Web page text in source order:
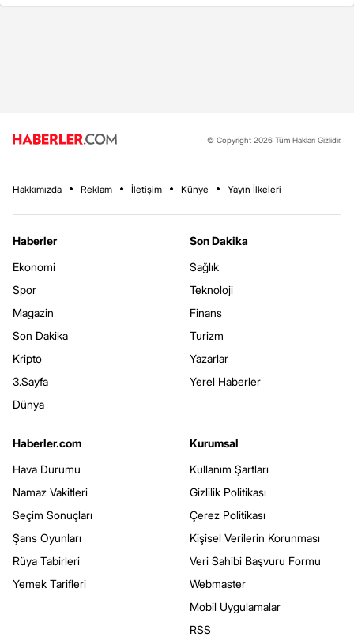
© Copyright 2026 Tüm Hakları Gizlidir.
Hakkımızda Reklam İletişim Künye Yayın İlkeleri
Haberler
Ekonomi
Spor
Magazin
Son Dakika
Kripto
3.Sayfa
Dünya
Son Dakika
Sağlık
Teknoloji
Finans
Turizm
Yazarlar
Yerel Haberler
Haberler.com
Hava Durumu
Namaz Vakitleri
Seçim Sonuçları
Şans Oyunları
Rüya Tabirleri
Yemek Tarifleri
Kurumsal
Kullanım Şartları
Gizlilik Politikası
Çerez Politikası
Kişisel Verilerin Korunması
Veri Sahibi Başvuru Formu
Webmaster
Mobil Uygulamalar
RSS